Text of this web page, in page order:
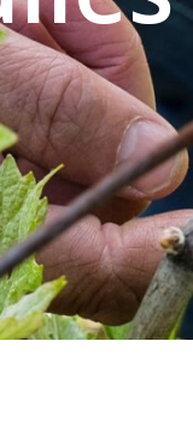
pendant 12
Voir 9